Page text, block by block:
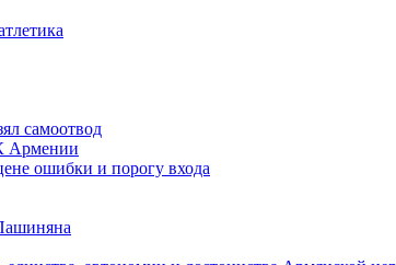
самоотвод
Армении
ошибки и порогу входа